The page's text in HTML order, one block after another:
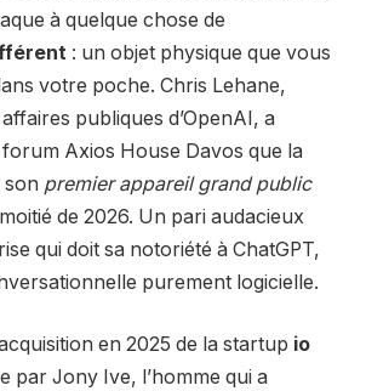
à quelque chose de
: un objet physique que vous
votre poche. Chris Lehane,
publiques d’OpenAI, a
Axios House Davos que la
son premier appareil grand public
de 2026. Un pari audacieux
qui doit sa notoriété à ChatGPT,
purement logicielle.
en 2025 de la startup io
par Jony Ive, l’homme qui a